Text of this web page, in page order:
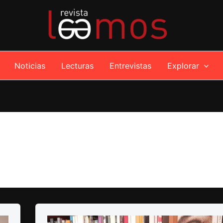
Noticias Lecturas Entrevistas Explorar